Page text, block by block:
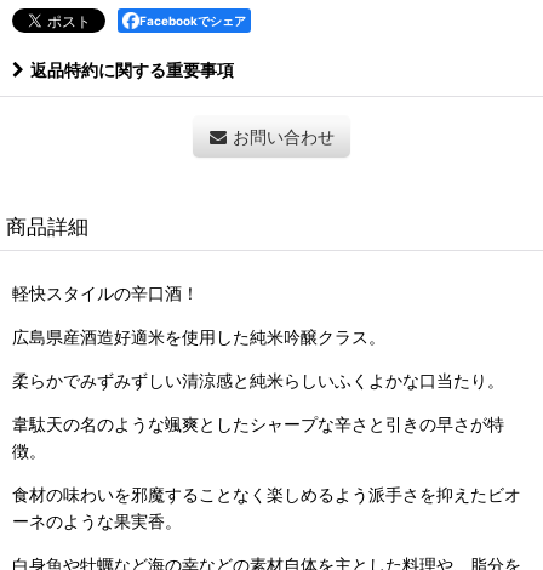
Facebookでシェア
返品特約に関する重要事項
お問い合わせ
商品詳細
軽快スタイルの辛口酒！
広島県産酒造好適米を使用した純米吟醸クラス。
柔らかでみずみずしい清涼感と純米らしいふくよかな口当たり。
韋駄天の名のような颯爽としたシャープな辛さと引きの早さが特
徴。
食材の味わいを邪魔することなく楽しめるよう派手さを抑えたビオ
ーネのような果実香。
白身魚や牡蠣など海の幸などの素材自体を主とした料理や、脂分を